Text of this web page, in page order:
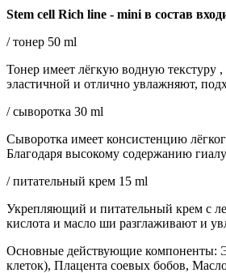
Stem cell Rich line - mini в состав
/ тонер 50 ml
Тонер имеет лёгкую водную текстуру
эластичной и отлично увлажняют,
/ сыворотка 30 ml
Сыворотка имеет консистенцию
Благодаря высокому содержанию
/ питательный крем 15 ml
Укрепляющий и питательный крем с
кислота и масло ши разглаживают и
Основные действующие компоненты:
клеток), Плацента соевых бобов,